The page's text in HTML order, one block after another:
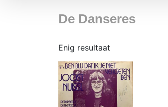
De Danseres
Enig resultaat